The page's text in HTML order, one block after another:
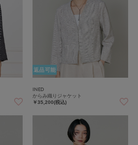
返品可能
INED
からみ織りジャケット
￥35,200(税込)